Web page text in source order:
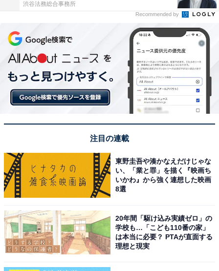
「おおがわら天然温泉 いい湯」は源泉かけ流しの
「美肌の湯」と自慢の豚料理が魅力
渋谷法務総合事務所
Recommended by
注目の連載
東野圭吾や湊かなえだけじゃな
い、「業と罪」を描く『映画ち
いかわ』から強く連想した映画
8選
20年間「駆け込み実績ゼロ」の
学校も…「こども110番の家」
は本当に必要？ PTAが直面する
理想と現実